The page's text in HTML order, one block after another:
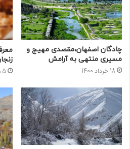
چادگان اصفهان،مقصدی مهیج و
مسیری منتهی به آرامش
18 خرداد 1400 5 بهمن 1400